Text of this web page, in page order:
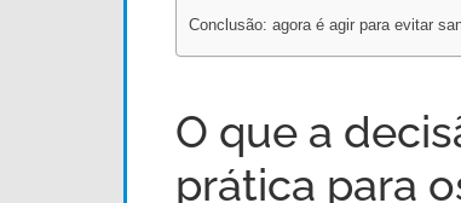
Conclusão: agora é agir para evitar
O que a
prática para